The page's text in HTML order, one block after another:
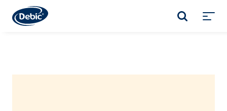
main
ZOEKEN